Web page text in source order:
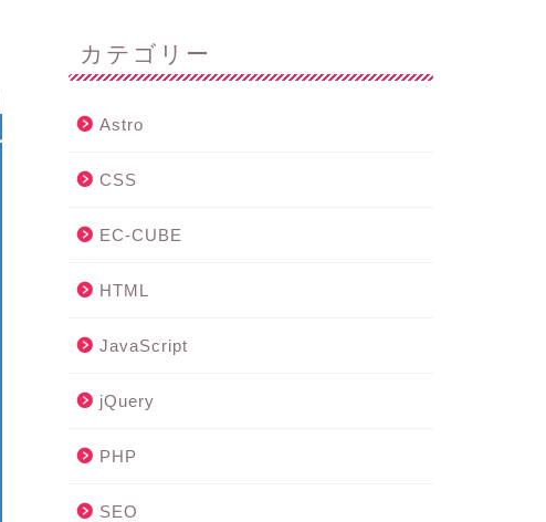
カテゴリー
Astro
CSS
EC-CUBE
HTML
JavaScript
jQuery
PHP
SEO